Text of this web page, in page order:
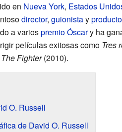
en Nueva York, Estados
director, guionistay
a variospremio Óscary ha
películas exitosas como Tres
The Fighter(2010).
O. Russell
de David O. Russell